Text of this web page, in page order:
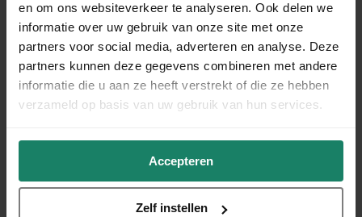
en om ons websiteverkeer te analyseren. Ook delen we
informatie over uw gebruik van onze site met onze
partners voor social media, adverteren en analyse. Deze
partners kunnen deze gegevens combineren met andere
informatie die u aan ze heeft verstrekt of die ze hebben
verzameld op basis van uw gebruik van hun services.
Accepteren
Zelf instellen